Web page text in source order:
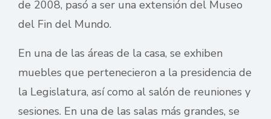
de 2008, pasó a ser una extensión del Museo
del Fin del Mundo.
En una de las áreas de la casa, se exhiben
muebles que pertenecieron a la presidencia de
la Legislatura, así como al salón de reuniones y
sesiones. En una de las salas más grandes, se